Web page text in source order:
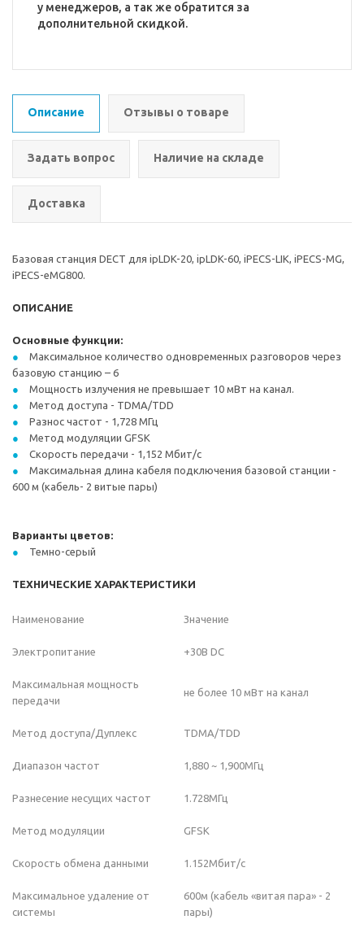
у менеджеров, а так же обратится за
дополнительной скидкой.
Описание Отзывы о товаре
Задать вопрос Наличие на складе
Доставка
Базовая станция DECT для ipLDK-20, ipLDK-60, iPECS-LIK, iPECS-MG,
iPECS-eMG800.
ОПИСАНИЕ
Основные функции:
Максимальное количество одновременных разговоров через
базовую станцию – 6
Мощность излучения не превышает 10 мВт на канал.
Метод доступа - TDMA/TDD
Разнос частот - 1,728 МГц
Метод модуляции GFSK
Скорость передачи - 1,152 Мбит/с
Максимальная длина кабеля подключения базовой станции -
600 м (кабель- 2 витые пары)
Варианты цветов:
Темно-серый
ТЕХНИЧЕСКИЕ ХАРАКТЕРИСТИКИ
Наименование Значение
Электропитание +30В DC
Максимальная мощность
передачи
не более 10 мВт на канал
Метод доступа/Дуплекс TDMA/TDD
Диапазон частот 1,880 ~ 1,900MГц
Разнесение несущих частот 1.728MГц
Метод модуляции GFSK
Скорость обмена данными 1.152Mбит/с
Максимальное удаление от
системы
600м (кабель «витая пара» - 2
пары)